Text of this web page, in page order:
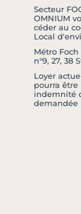
Secteur
OMNIUM
céder au
Local
Métro Foch
n°9, 27, 38
Loyer
pourra être
indemnité
demandée